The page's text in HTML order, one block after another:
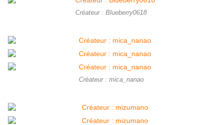
Créateur : Blueberry0618
Créateur : mica_nanao